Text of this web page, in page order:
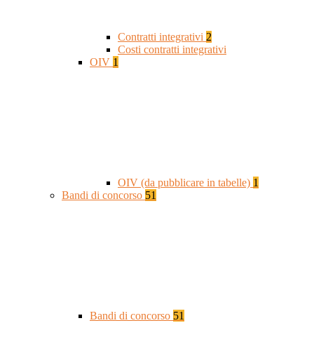
Contratti integrativi 2
Costi contratti integrativi
OIV 1
OIV (da pubblicare in tabelle) 1
Bandi di concorso 51
Bandi di concorso 51